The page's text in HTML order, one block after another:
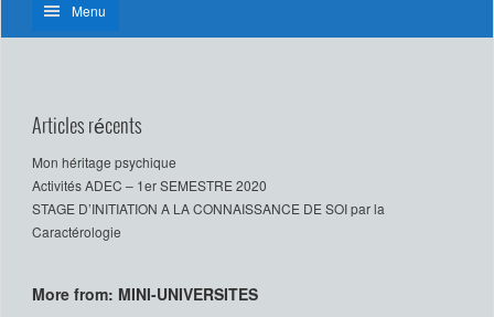
Menu
Articles récents
Mon héritage psychique
Activités ADEC – 1er SEMESTRE 2020
STAGE D’INITIATION A LA CONNAISSANCE DE SOI par la
Caractérologie
More from: MINI-UNIVERSITES